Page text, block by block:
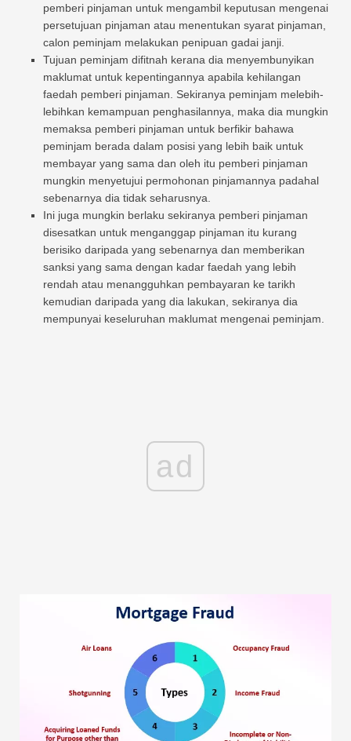
pemberi pinjaman untuk mengambil keputusan mengenai
persetujuan pinjaman atau menentukan syarat pinjaman,
calon peminjam melakukan penipuan gadai janji.
Tujuan peminjam difitnah kerana dia menyembunyikan
maklumat untuk kepentingannya apabila kehilangan
faedah pemberi pinjaman. Sekiranya peminjam melebih-
lebihkan kemampuan penghasilannya, maka dia mungkin
memaksa pemberi pinjaman untuk berfikir bahawa
peminjam berada dalam posisi yang lebih baik untuk
membayar yang sama dan oleh itu pemberi pinjaman
mungkin menyetujui permohonan pinjamannya padahal
sebenarnya dia tidak seharusnya.
Ini juga mungkin berlaku sekiranya pemberi pinjaman
disesatkan untuk menganggap pinjaman itu kurang
berisiko daripada yang sebenarnya dan memberikan
sanksi yang sama dengan kadar faedah yang lebih
rendah atau menangguhkan pembayaran ke tarikh
kemudian daripada yang dia lakukan, sekiranya dia
mempunyai keseluruhan maklumat mengenai peminjam.
ad